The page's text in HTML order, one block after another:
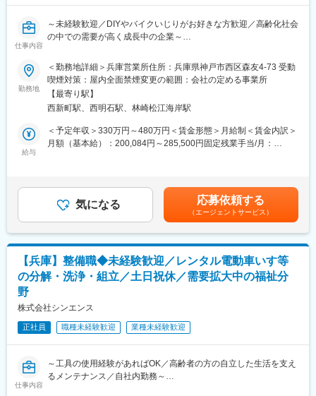
・ウォーターサーバー完備
・結婚記念日休暇
・産前産後休暇
・育児・介護休暇
・出産祝金支給
・インフルエンザ予防接種無料
■同社の魅力：
サービスを提供しています。国内17カ所の全てのクリニックでは
初年度から黒字化を達成し、毎年売り上げとドクター・スタッフ
は、美容業界を中心としており顧客数は今後も伸びていく想定で
す。
◎同社は、金融・不動産・広告など幅広い分野の企業とのネット
ワークがあり、そのノウハウもサービスとして提供しています。
変更の範囲：会社の定める業務
仕事内容
～未経験歓迎／DIYやバイクいじりがお好きな方歓迎／高齢化社会
の中での需要が高く成長中の企業～
【この求人について】
・電動車いす等の販売・レンタルを行う商社でのアフターフォロ
ー担当
・業界未経験・職種未経験での入社も多数
・技術職でありながら、お客様に直接感謝されるポジション
■業務内容：
■業務詳細：
実際に商品を使用されるご利用者の元へお伺いし、電動車いす・
・レンタル導入時におけるご利用者宅での安全運転指導
・ご利用者宅での修理業務、定期点検業務
・商品の納品・回収
■業務魅力：
近に感じられ、「外出するのが楽になった、ありがとう」といっ
・「数字を追う販売・サービス提供ではなく、お客様に寄り添っ
たフォローをしたい」、「直接感謝の言葉をかけられるとモチベ
勤務地
＜勤務地詳細＞兵庫営業所住所：兵庫県神戸市西区森友4-73 受動
喫煙対策：屋内全面禁煙変更の範囲：会社の定める事業所
【最寄り駅】
西新町駅、西明石駅、林崎松江海岸駅
給与
＜予定年収＞330万円～480万円＜賃金形態＞月給制＜賃金内訳＞
月額（基本給）：200,084円～285,500円固定残業手当/月：
やスキルを考慮の上、当社規定により決定いたします。■昇給：年
1回■賞与：年2回賃金はあくまでも目安の金額であり、選考を通
じて上下する可能性があります。月給(月額)は固定手当を含めた表
記です。
気になる 応募依頼する
（エージェントサービス）
【兵庫】整備職◆未経験歓迎／レンタル電動車いす等
の分解・洗浄・組立／土日祝休／需要拡大中の福祉分
野
株式会社シンエンス
正社員 職種未経験歓迎 業種未経験歓迎
仕事内容
～工具の使用経験があればOK／高齢者の方の自立した生活を支え
るメンテナンス／自社内勤務～